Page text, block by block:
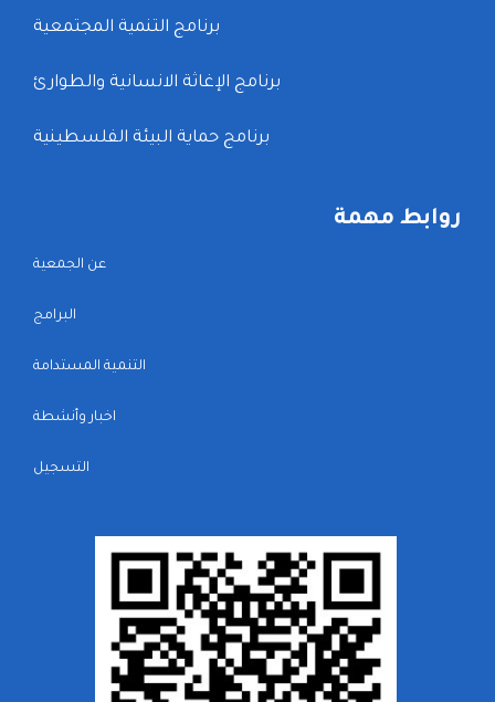
برنامج التنمية المجتمعية
برنامج الإغاثة الانسانية والطوارئ
برنامج حماية البيئة الفلسطينية
روابط مهمة
عن الجمعية
البرامج
التنمية المستدامة
اخبار وأنشطة
التسجيل